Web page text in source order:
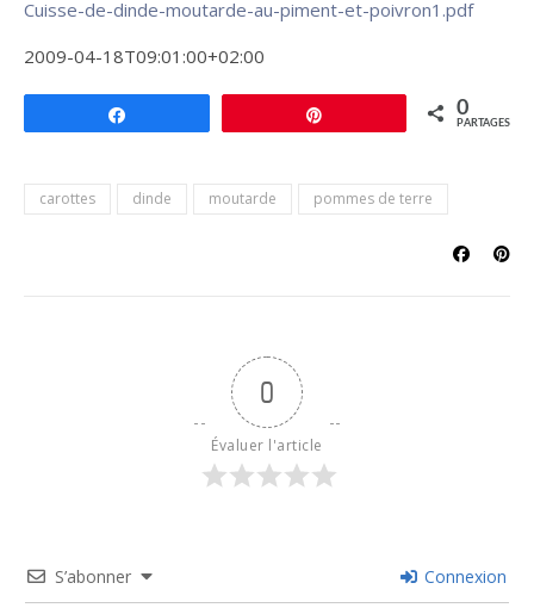
Cuisse-de-dinde-moutarde-au-piment-et-poivron1.pdf
2009-04-18T09:01:00+02:00
0
PARTAGES
carottes dinde moutarde pommes de terre
0
Évaluer l'article
S’abonner Connexion